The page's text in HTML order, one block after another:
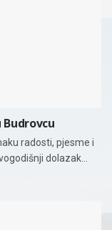
radosti, pjesme i
dolazak...